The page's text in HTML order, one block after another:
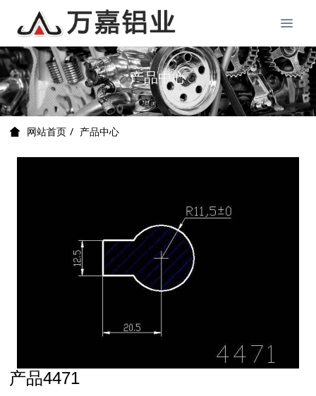
产品中心
网站首页 产品中心
产品4471